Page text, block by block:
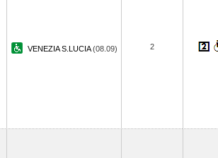
VENEZIA S.LUCIA(08.09) 2